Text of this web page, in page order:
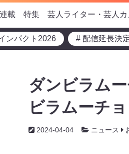
連載 特集 芸人ライター・芸人
ンパクト2026 # 配信延長決
ダンビラム
ビラムーチ
2024-04-04 ニュース